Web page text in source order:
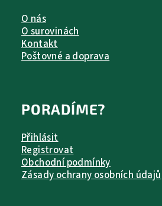
O nás
O surovinách
Kontakt
Poštovné a doprava
PORADÍME?
Přihlásit
Registrovat
Obchodní podmínky
Zásady ochrany osobních údajů